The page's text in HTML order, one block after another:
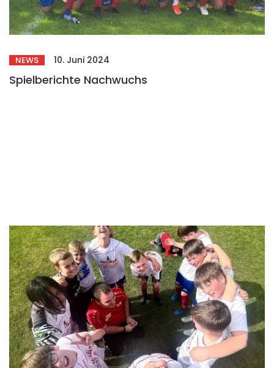
NEWS 10. Juni 2024
Spielberichte Nachwuchs